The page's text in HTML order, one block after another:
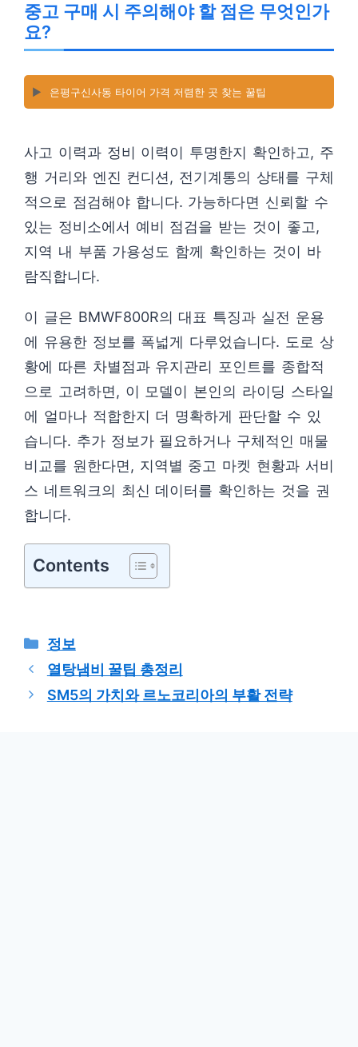
중고 구매 시 주의해야 할 점은 무엇인가
요?
▶️ 은평구신사동 타이어 가격 저렴한 곳 찾는 꿀팁
사고 이력과 정비 이력이 투명한지 확인하고, 주
행 거리와 엔진 컨디션, 전기계통의 상태를 구체
적으로 점검해야 합니다. 가능하다면 신뢰할 수
있는 정비소에서 예비 점검을 받는 것이 좋고,
지역 내 부품 가용성도 함께 확인하는 것이 바
람직합니다.
이 글은 BMWF800R의 대표 특징과 실전 운용
에 유용한 정보를 폭넓게 다루었습니다. 도로 상
황에 따른 차별점과 유지관리 포인트를 종합적
으로 고려하면, 이 모델이 본인의 라이딩 스타일
에 얼마나 적합한지 더 명확하게 판단할 수 있
습니다. 추가 정보가 필요하거나 구체적인 매물
비교를 원한다면, 지역별 중고 마켓 현황과 서비
스 네트워크의 최신 데이터를 확인하는 것을 권
합니다.
Contents
카
테
고
리
정보
열탕냄비 꿀팁 총정리
SM5의 가치와 르노코리아의 부활 전략